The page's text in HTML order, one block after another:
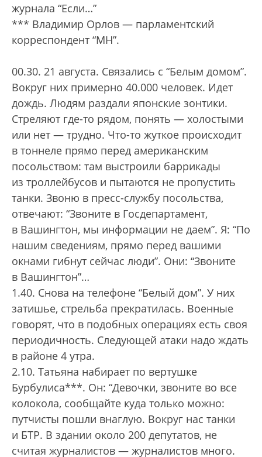
журнала “Если…”
*** Владимир Орлов — парламентский
корреспондент “МН”.
00.30. 21 августа. Связались с “Белым домом”.
Вокруг них примерно 40.000 человек. Идет
дождь. Людям раздали японские зонтики.
Стреляют где-то рядом, понять — холостыми
или нет — трудно. Что-то жуткое происходит
в тоннеле прямо перед американским
посольством: там выстроили баррикады
из троллейбусов и пытаются не пропустить
танки. Звоню в пресс-службу посольства,
отвечают: “Звоните в Госдепартамент,
в Вашингтон, мы информации не даем”. Я: “По
нашим сведениям, прямо перед вашими
окнами гибнут сейчас люди”. Они: “Звоните
в Вашингтон”…
1.40. Снова на телефоне “Белый дом”. У них
затишье, стрельба прекратилась. Военные
говорят, что в подобных операциях есть своя
периодичность. Следующей атаки надо ждать
в районе 4 утра.
2.10. Татьяна набирает по вертушке
Бурбулиса***. Он: “Девочки, звоните во все
колокола, сообщайте куда только можно:
путчисты пошли внаглую. Вокруг нас танки
и БТР. В здании около 200 депутатов, не
считая журналистов — журналистов много.